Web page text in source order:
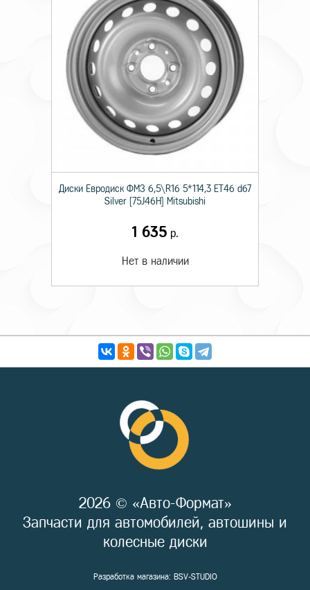
Диски Евродиск ФМЗ 6,5\R16 5*114,3 ET46 d67
Silver [75J46H] Mitsubishi
1 635 р.
Нет в наличии
2026 © «Авто-Формат»
Запчасти для автомобилей, автошины и
колесные диски
Разработка магазина: BSV-STUDIO